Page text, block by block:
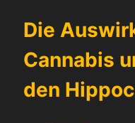
Die
Cannabis
den